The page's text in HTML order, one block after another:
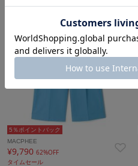
5％ポイントバック
MACPHEE
¥9,790 62%OFF
タイムセール